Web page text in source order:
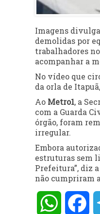
Imagens
demolidas por
trabalhadores
acompanhar a
No vídeo que
da orla de
Ao Metro1, a
com a Guarda
órgão, foram
irregular.
Embora
estruturas sem
Prefeitura”, diz
não cumpriram